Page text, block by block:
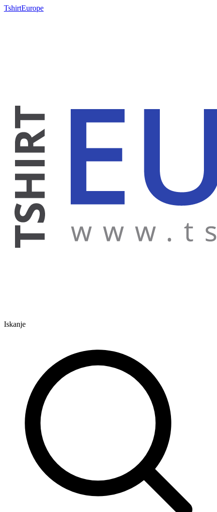
TshirtEurope
Iskanje